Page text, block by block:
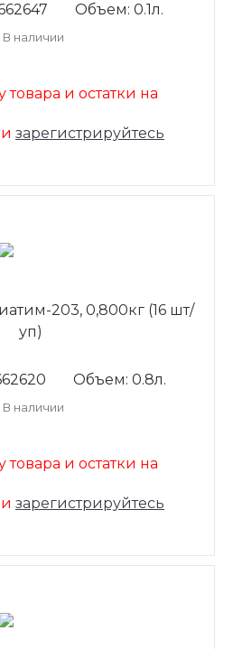
Объем: 0.1л.
В наличии
товара и остатки на
зарегистрируйтесь
203, 0,800кг (16 шт/
уп)
Объем: 0.8л.
В наличии
товара и остатки на
зарегистрируйтесь